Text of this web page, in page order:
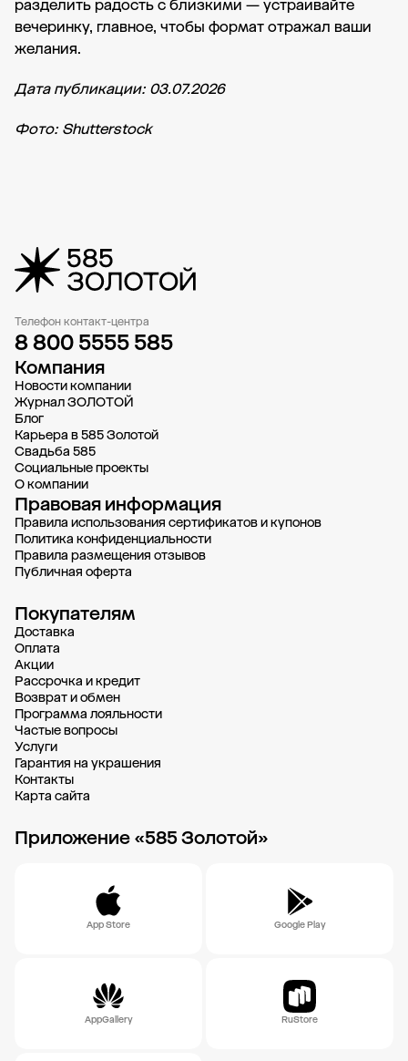
разделить радость с близкими — устраивайте
вечеринку, главное, чтобы формат отражал ваши
желания.
Дата публикации: 03.07.2026
Фото: Shutterstock
Телефон контакт-центра
8 800 5555 585
Компания
Новости компании
Журнал ЗОЛОТОЙ
Блог
Карьера в 585 Золотой
Свадьба 585
Социальные проекты
О компании
Правовая информация
Правила использования сертификатов и купонов
Политика конфиденциальности
Правила размещения отзывов
Публичная оферта
Покупателям
Доставка
Oплата
Акции
Рассрочка и кредит
Возврат и обмен
Программа лояльности
Частые вопросы
Услуги
Гарантия на украшения
Контакты
Карта сайта
Приложение «585 Золотой»
App Store Google Play
AppGallery RuStore